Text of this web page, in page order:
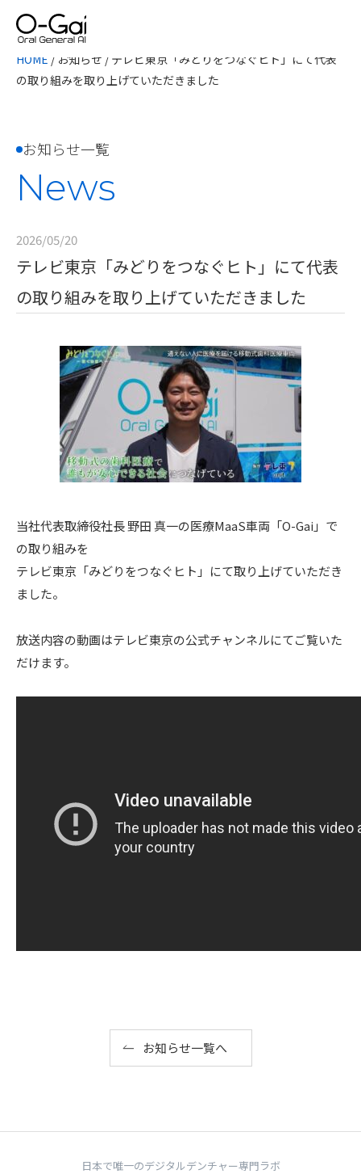
HOME / お知らせ / テレビ東京「みどりをつなぐヒト」にて代表
の取り組みを取り上げていただきました
お知らせ一覧
News
2026/05/20
テレビ東京「みどりをつなぐヒト」にて代表
の取り組みを取り上げていただきました
当社代表取締役社長 野田 真一の医療MaaS車両「O-Gai」で
の取り組みを
テレビ東京「みどりをつなぐヒト」にて取り上げていただき
ました。
放送内容の動画はテレビ東京の公式チャンネルにてご覧いた
だけます。
お知らせ一覧へ
日本で唯一のデジタルデンチャー専門ラボ